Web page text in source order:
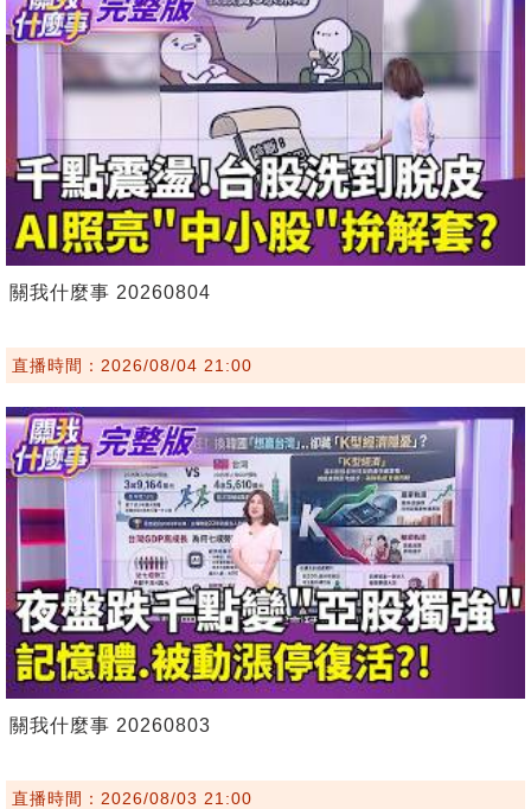
關我什麼事 20260804
直播時間：2026/08/04 21:00
關我什麼事 20260803
直播時間：2026/08/03 21:00